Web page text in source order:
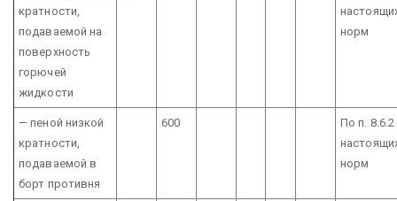
кратности,
подаваемой на
поверхность
горючей
жидкости
норм
— пеной низкой
кратности,
подаваемой в
борт противня
600
По п. 8.6.2
норм